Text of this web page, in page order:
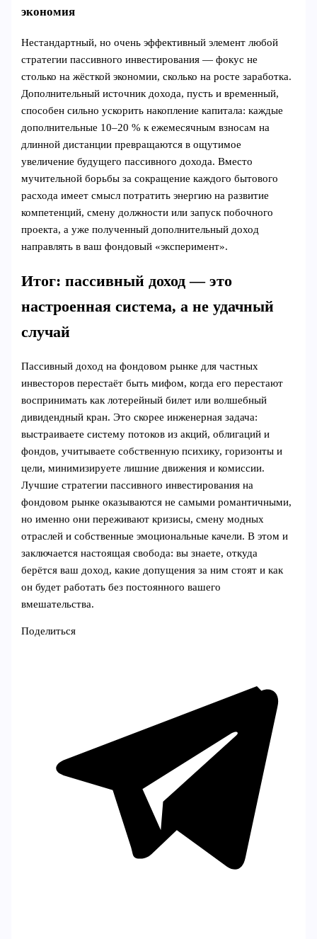
экономия
Нестандартный, но очень эффективный элемент любой
стратегии пассивного инвестирования — фокус не
столько на жёсткой экономии, сколько на росте заработка.
Дополнительный источник дохода, пусть и временный,
способен сильно ускорить накопление капитала: каждые
дополнительные 10–20 % к ежемесячным взносам на
длинной дистанции превращаются в ощутимое
увеличение будущего пассивного дохода. Вместо
мучительной борьбы за сокращение каждого бытового
расхода имеет смысл потратить энергию на развитие
компетенций, смену должности или запуск побочного
проекта, а уже полученный дополнительный доход
направлять в ваш фондовый «эксперимент».
Итог: пассивный доход — это
настроенная система, а не удачный
случай
Пассивный доход на фондовом рынке для частных
инвесторов перестаёт быть мифом, когда его перестают
воспринимать как лотерейный билет или волшебный
дивидендный кран. Это скорее инженерная задача:
выстраиваете систему потоков из акций, облигаций и
фондов, учитываете собственную психику, горизонты и
цели, минимизируете лишние движения и комиссии.
Лучшие стратегии пассивного инвестирования на
фондовом рынке оказываются не самыми романтичными,
но именно они переживают кризисы, смену модных
отраслей и собственные эмоциональные качели. В этом и
заключается настоящая свобода: вы знаете, откуда
берётся ваш доход, какие допущения за ним стоят и как
он будет работать без постоянного вашего
вмешательства.
Поделиться